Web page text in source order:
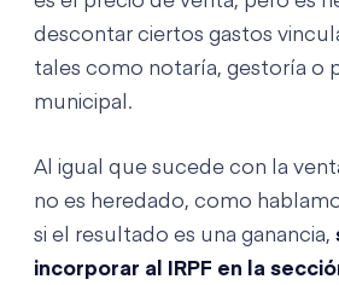
descontar ciertos gastos
tales como notaría, gestoría o
municipal.
Al igual que sucede con la
no es heredado, como
si el resultado es una ganancia,
incorporar al IRPF en la